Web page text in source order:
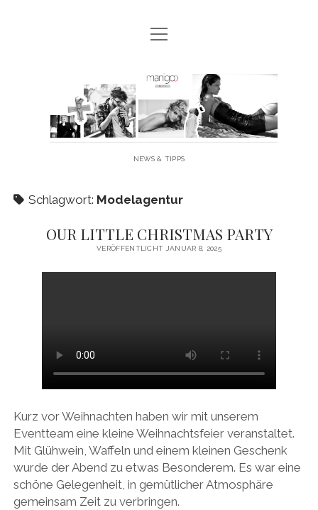
MANIGOO BLOG
MANIGOO MODELS
IMPRESSUM & DATENSCHUTZ
Menü
öffnen
Manigoo
NEWS & TIPPS
Schlagwort: Modelagentur
OUR LITTLE CHRISTMAS PARTY
VERÖFFENTLICHT JANUAR 8, 2025
Kurz vor Weihnachten haben wir mit unserem
Eventteam eine kleine Weihnachtsfeier veranstaltet.
Mit Glühwein, Waffeln und einem kleinen Geschenk
wurde der Abend zu etwas Besonderem. Es war eine
schöne Gelegenheit, in gemütlicher Atmosphäre
gemeinsam Zeit zu verbringen.